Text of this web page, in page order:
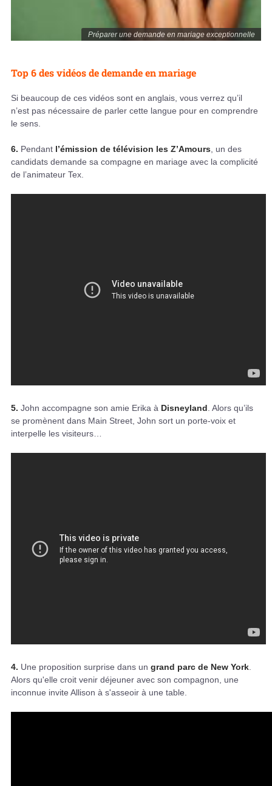
Préparer une demande en mariage exceptionnelle
Top 6 des vidéos de demande en mariage
Si beaucoup de ces vidéos sont en anglais, vous verrez qu’il
n’est pas nécessaire de parler cette langue pour en comprendre
le sens.
6. Pendant l’émission de télévision les Z’Amours , un des
candidats demande sa compagne en mariage avec la complicité
de l’animateur Tex.
5. John accompagne son amie Erika à Disneyland . Alors qu’ils
se promènent dans Main Street, John sort un porte-voix et
interpelle les visiteurs…
4. Une proposition surprise dans un grand parc de New York
Alors qu'elle croit venir déjeuner avec son compagnon, une
inconnue invite Allison à s'asseoir à une table.